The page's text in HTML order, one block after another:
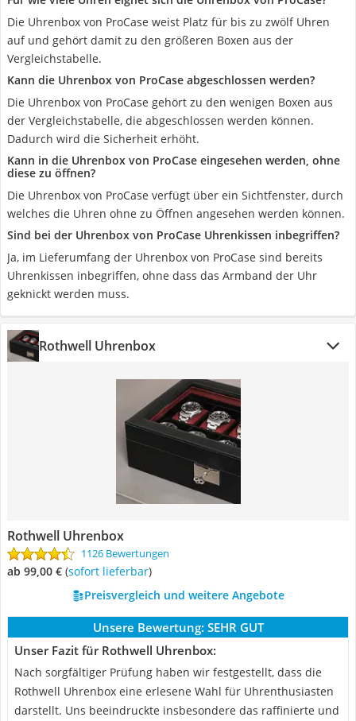
Die Uhrenbox von ProCase weist Platz für bis zu zwölf Uhren
auf und gehört damit zu den größeren Boxen aus der
Vergleichstabelle.
Kann die Uhrenbox von ProCase abgeschlossen werden?
Die Uhrenbox von ProCase gehört zu den wenigen Boxen aus
der Vergleichstabelle, die abgeschlossen werden können.
Dadurch wird die Sicherheit erhöht.
Kann in die Uhrenbox von ProCase eingesehen werden, ohne
diese zu öffnen?
Die Uhrenbox von ProCase verfügt über ein Sichtfenster, durch
welches die Uhren ohne zu Öffnen angesehen werden können.
Sind bei der Uhrenbox von ProCase Uhrenkissen inbegriffen?
Ja, im Lieferumfang der Uhrenbox von ProCase sind bereits
Uhrenkissen inbegriffen, ohne dass das Armband der Uhr
geknickt werden muss.
Rothwell Uhrenbox
Rothwell Uhrenbox
1126 Bewertungen
ab 99,00 € ( Sofort lieferbar)
Preisvergleich und weitere Angebote
Unsere Bewertung: SEHR GUT
Unser Fazit für Rothwell Uhrenbox:
Nach sorgfältiger Prüfung haben wir festgestellt, dass die
Rothwell Uhrenbox eine erlesene Wahl für Uhrenthusiasten
darstellt. Uns beeindruckte insbesondere das raffinierte und